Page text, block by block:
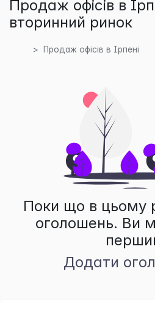
Продаж офісів в
вторинний ринок
Продаж офісів в Ірпені
Поки що в цьому
оголошень. Ви
Додати